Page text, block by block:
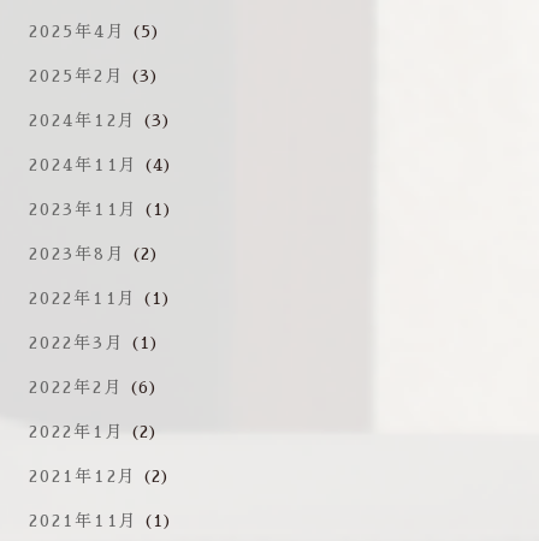
2025年4月 (5)
2025年2月 (3)
2024年12月 (3)
2024年11月 (4)
2023年11月 (1)
2023年8月 (2)
2022年11月 (1)
2022年3月 (1)
2022年2月 (6)
2022年1月 (2)
2021年12月 (2)
2021年11月 (1)